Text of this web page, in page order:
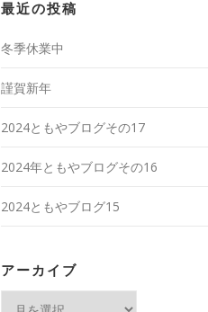
最近の投稿
冬季休業中
謹賀新年
2024ともやブログその17
2024年ともやブログその16
2024ともやブログ15
アーカイブ